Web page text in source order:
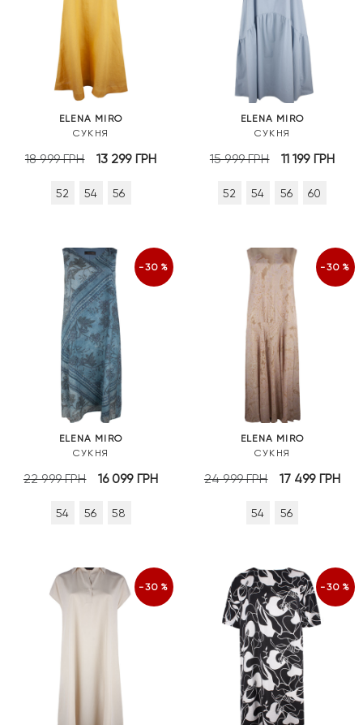
ELENA MIRO
СУКНЯ
18 999ГРН
Оригінальна
18
13 299 ГРН
Поточна
52 54 56
ELENA MIRO
СУКНЯ
15 999ГРН
Оригінальна
15
11 199 ГРН
52 54 56 60
-30%
ELENA MIRO
СУКНЯ
22 999ГРН
Оригінальна
22
16 099 ГРН
Поточна
54 56 58
-30%
ELENA MIRO
СУКНЯ
24 999ГРН
Оригінальна
24
17 499 ГРН
54 56
-30% -30%